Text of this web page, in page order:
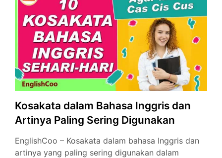
Wajib
Dihafal
Pemula
Kosakata dalam Bahasa Inggris dan
Artinya Paling Sering Digunakan
EnglishCoo – Kosakata dalam bahasa Inggris dan
artinya yang paling sering digunakan dalam